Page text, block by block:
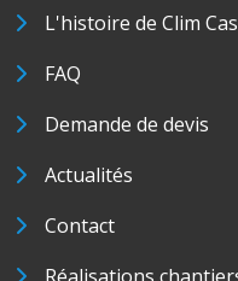
L'histoire de Clim
FAQ
Demande de devis
Actualités
Contact